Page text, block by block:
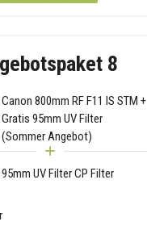
8
Canon 800mm RF F11 IS STM +
Gratis 95mm UV Filter
(Sommer Angebot)
95mm UV Filter CP Filter